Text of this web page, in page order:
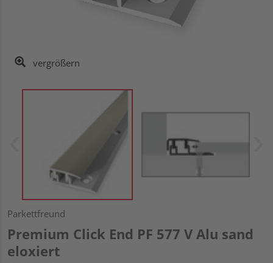
vergrößern
Parkettfreund
Premium Click End PF 577 V Alu sand
eloxiert